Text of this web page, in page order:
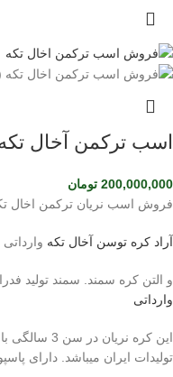
اسب ترکمن آخال تکه
200,000,000 تومان
فروش اسب نریان ترکمن اخال
آراد کره توسن آخال تکه وارداتی
و التن کره سمند. سمند تولید
وارداتی
تولیدات ایران میباشد. دارای